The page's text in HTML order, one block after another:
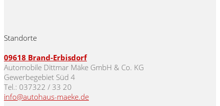
Standorte
09618 Brand-Erbisdorf
Automobile Dittmar Mäke GmbH & Co. KG
Gewerbegebiet Süd 4
Tel.: 037322 / 33 20
info@autohaus-maeke.de